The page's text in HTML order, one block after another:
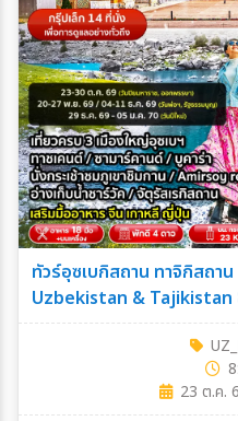
ทัวร์อุซเบกิสถาน ทาจิกิสถา
Uzbekistan & Tajikistan
23 ต.ค.